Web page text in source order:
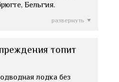
Бельгия.
развернуть
топит
лодка без